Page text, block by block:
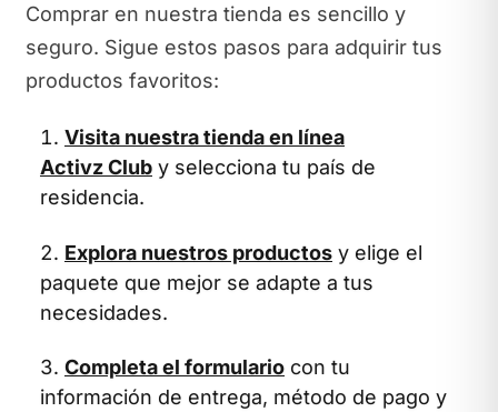
Comprar en nuestra tienda es sencillo y
seguro. Sigue estos pasos para adquirir tus
productos favoritos:
Visita nuestra tienda en línea
Activz Club y selecciona tu país de
residencia.
Explora nuestros productos y elige el
paquete que mejor se adapte a tus
necesidades.
Completa el formulario con tu
información de entrega, método de pago y